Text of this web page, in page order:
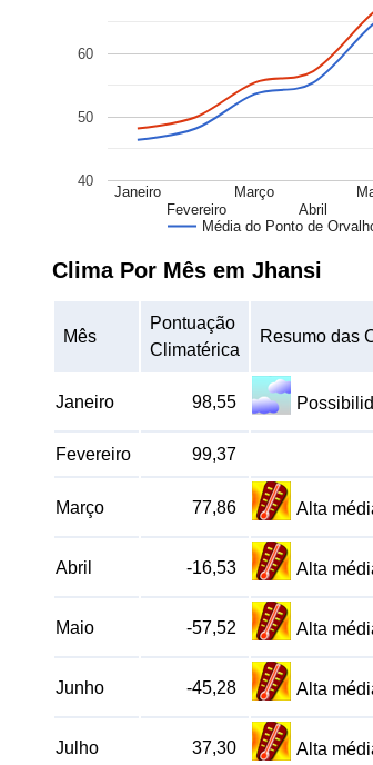
Média do Ponto de
Janeiro
Fevereiro
Março
Abril
40
50
60
Clima Por Mês em Jhansi
Mês
Pontuação
Climatérica
Resumo das
Janeiro 98,55
Fevereiro 99,37
Março 77,86 Alta
Abril -16,53 Alta
Maio -57,52 Alta
Junho -45,28 Alta
Julho 37,30 Alta